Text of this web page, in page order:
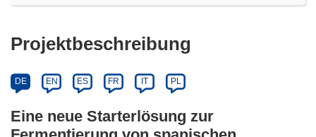
Projektbeschreibung
DE EN ES FR IT PL
Eine neue Starterlösung zur